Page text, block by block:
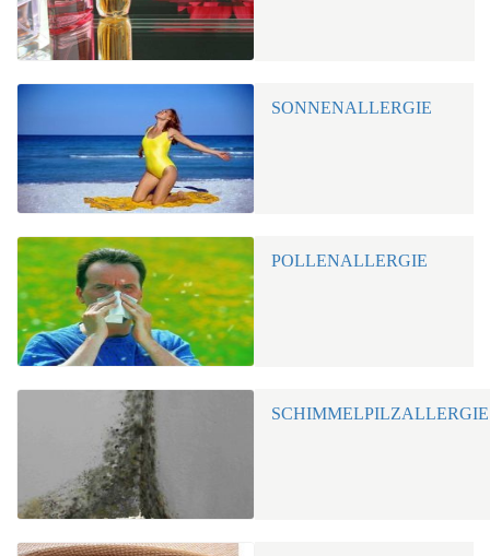
SONNENALLERGIE
POLLENALLERGIE
SCHIMMELPILZALLERGIE